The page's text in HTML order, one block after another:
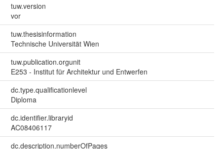
tuw.version
vor
tuw.thesisinformation
Technische Universität Wien
tuw.publication.orgunit
E253 - Institut für Architektur und Entwerfen
dc.type.qualificationlevel
Diploma
dc.identifier.libraryid
AC08406117
dc.description.numberOfPages